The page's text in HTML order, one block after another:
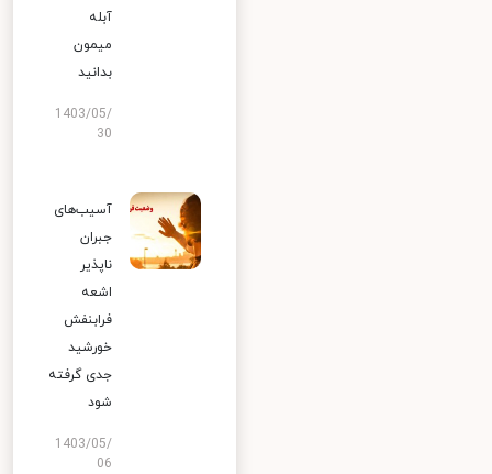
آبله
میمون
بدانید
1403/05/
30
آسیب‌های
جبران
ناپذیر
اشعه
فرابنفش
خورشید
جدی گرفته
شود
1403/05/
06